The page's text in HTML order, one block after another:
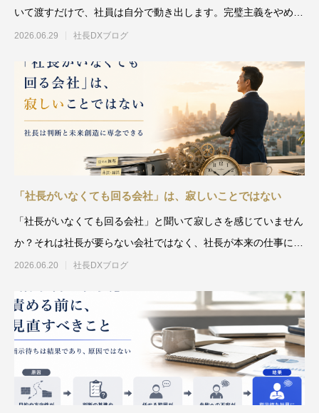
いて渡すだけで、社員は自分で動き出します。完璧主義をやめ、
シンプルな基準から始め
2026.06.29 社長DXブログ
「社長がいなくても回る会社」は、寂しいことではない
「社長がいなくても回る会社」と聞いて寂しさを感じていません
か？それは社長が要らない会社ではなく、社長が本来の仕事に専
念できる会社のこと。雑務
2026.06.20 社長DXブログ